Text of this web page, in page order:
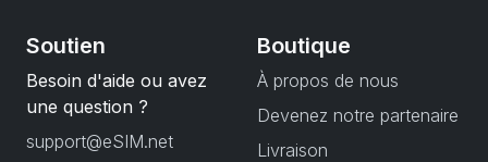
Soutien
Besoin d'aide ou avez
une question ?
support@eSIM.net
Boutique
À propos de nous
Devenez notre partenaire
Livraison